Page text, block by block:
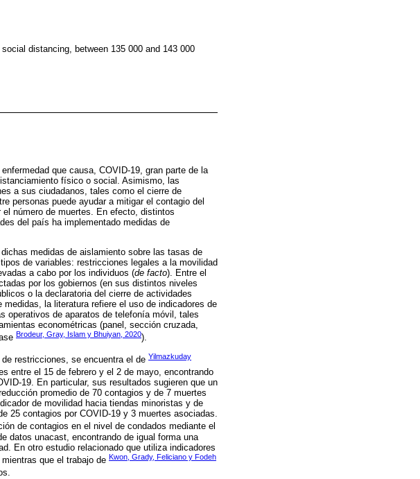
distancing, between 135 000 and 143 000
que causa, COVID-19, gran parte de la
físico o social. Asimismo, las
a sus ciudadanos, tales como el cierre de
personas puede ayudar a mitigar el contagio del
número de muertes. En efecto, distintos
del país ha implementado medidas de
medidas de aislamiento sobre las tasas de
de variables: restricciones legales a la movilidad
a cabo por los individuos (de facto). Entre el
por los gobiernos (en sus distintos niveles
o la declaratoria del cierre de actividades
la literatura refiere el uso de indicadores de
operativos de aparatos de telefonía móvil, tales
econométricas (panel, sección cruzada,
Brodeur, Gray, Islam y Bhuiyan, 2020).
restricciones, se encuentra el de Yilmazkuday
entre el 15 de febrero y el 2 de mayo, encontrando
19. En particular, sus resultados sugieren que un
promedio de 70 contagios y de 7 muertes
de movilidad hacia tiendas minoristas y de
25 contagios por COVID-19 y 3 muertes asociadas.
de contagios en el nivel de condados mediante el
datos unacast, encontrando de igual forma una
En otro estudio relacionado que utiliza indicadores
que el trabajo de Kwon, Grady, Feliciano y Fodeh